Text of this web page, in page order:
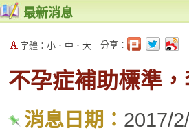
最新消息
字體： 小 ． 中 ． 大 分享：
不孕症補助標準
消息日期： 2017/